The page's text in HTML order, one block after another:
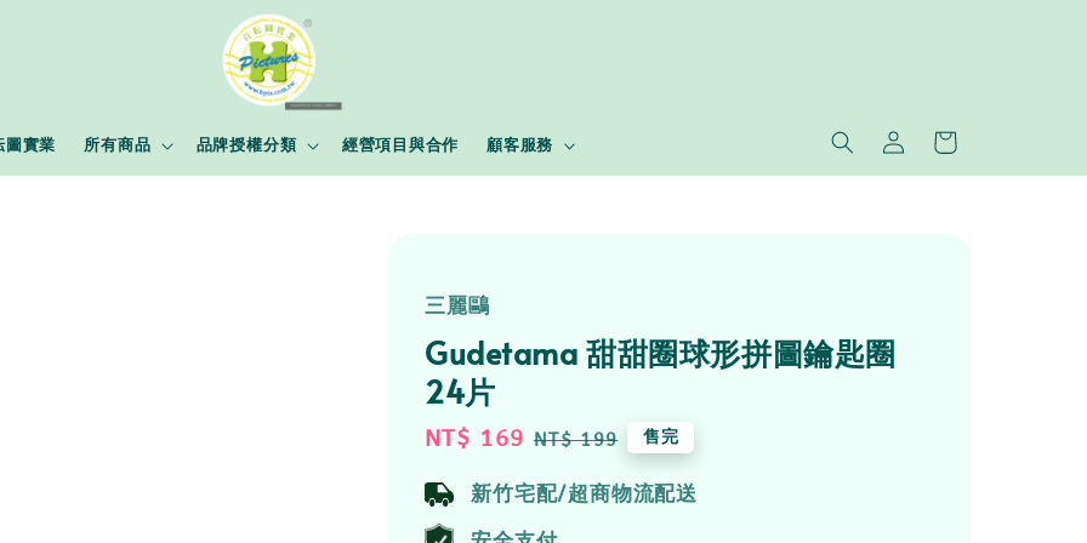
圖實業 所有商品 品牌授權分類 經營項目與合作 顧客服務
三麗鷗
Gudetama 甜甜圈球形拼圖鑰匙圈
24片
Sale
NT$ 169 Regular
NT$ 199 售完
新竹宅配/超商物流配送